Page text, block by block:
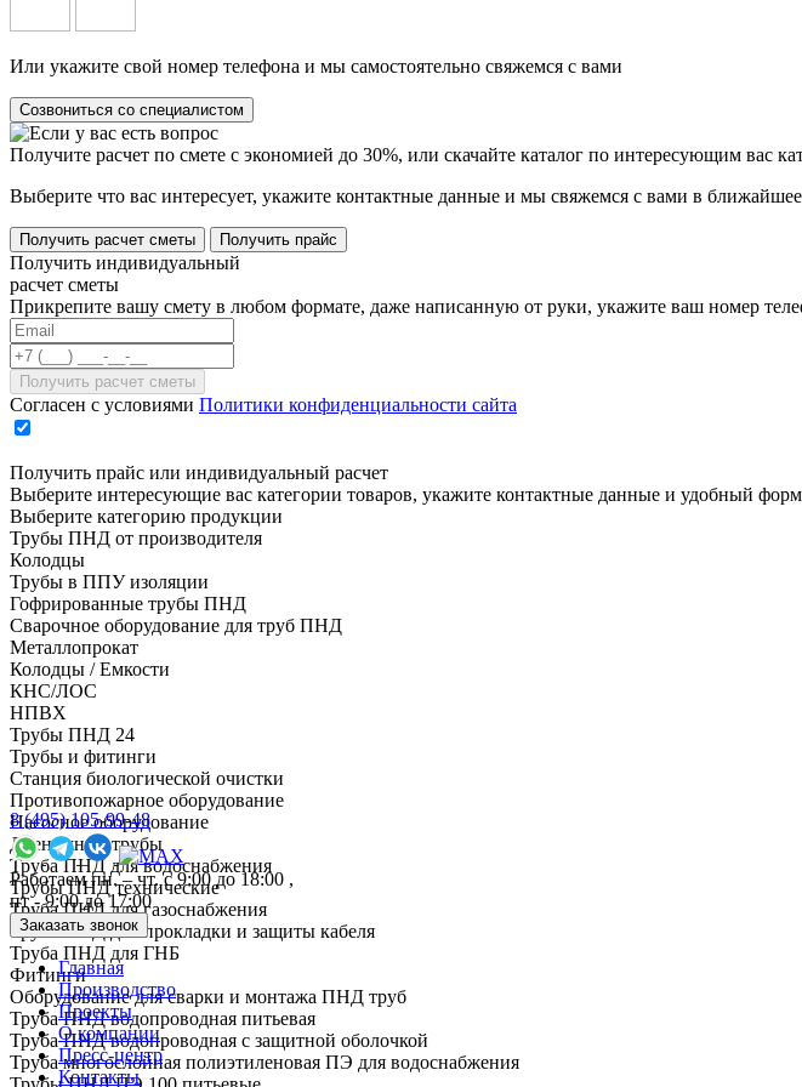
Или укажите свой номер телефона и мы самостоятельно свяжемся с вами
Созвониться со специалистом
Получите расчет по смете с экономией до 30%, или скачайте каталог по интересующим вас
Выберите что вас интересует, укажите контактные данные и мы свяжемся с вами в
Получить расчет сметы Получить прайс
Получить индивидуальный
расчет сметы
Прикрепите вашу смету в любом формате, даже написанную от руки, укажите ваш номер
Согласен с условиями Политики конфиденциальности сайта
Получить прайс или индивидуальный расчет
Выберите интересующие вас категории товаров, укажите контактные данные и удобный
Выберите категорию продукции
Трубы ПНД от производителя
Колодцы
Трубы в ППУ изоляции
Гофрированные трубы ПНД
Сварочное оборудование для труб ПНД
Металлопрокат
Колодцы / Емкости
КНС/ЛОС
НПВХ
Трубы ПНД 24
Трубы и фитинги
Cтанция биологической очистки
Противопожарное оборудование
Насосное оборудование
Дренажные трубы
Труба ПНД для водоснабжения
Трубы ПНД технические
Труба ПНД для газоснабжения
Труба ПНД для прокладки и защиты кабеля
Труба ПНД для ГНБ
Фитинги
Оборудование для сварки и монтажа ПНД труб
Труба ПНД водопроводная питьевая
Труба ПНД водопроводная с защитной оболочкой
Труба многослойная полиэтиленовая ПЭ для водоснабжения
8 (495) 105-99-48
Работаем пн. – чт. с 9:00 до 18:00 ,
пт - 9:00 до 17:00
Заказать звонок
Главная
Производство
Проекты
О компании
Пресс-центр
Контакты